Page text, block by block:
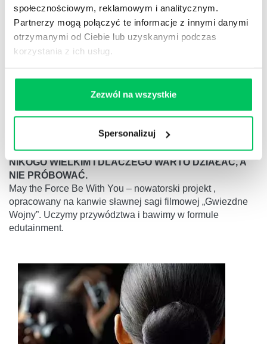
społecznościowym, reklamowym i analitycznym.
Partnerzy mogą połączyć te informacje z innymi danymi
otrzymanymi od Ciebie lub uzyskanymi podczas
korzystania z ich usług.
Zezwól na wszystkie
Spersonalizuj
GWIEZDNE WOJNY
HISTORIA O TYM, DLACZEGO WOJNY NIE CZYNIĄ
NIKOGO WIELKIM I DLACZEGO WARTO DZIAŁAĆ, A
NIE PRÓBOWAĆ.
May the Force Be With You – nowatorski projekt ,
opracowany na kanwie sławnej sagi filmowej „Gwiezdne
Wojny”. Uczymy przywództwa i bawimy w formule
edutainment.